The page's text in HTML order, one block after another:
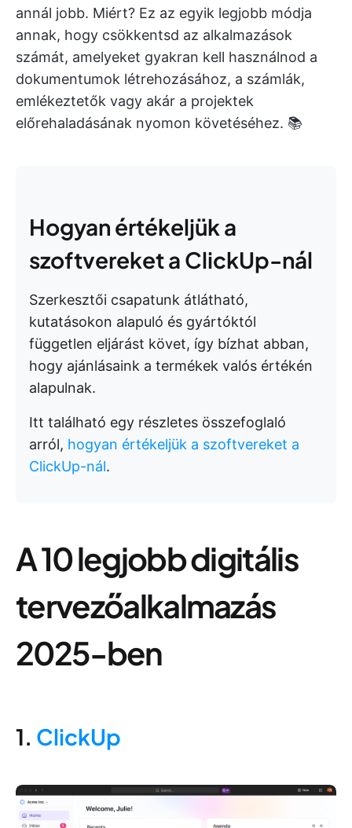
annál jobb. Miért? Ez az egyik legjobb módja
annak, hogy csökkentsd az alkalmazások
számát, amelyeket gyakran kell használnod a
dokumentumok létrehozásához, a számlák,
emlékeztetők vagy akár a projektek
előrehaladásának nyomon követéséhez. 📚
Hogyan értékeljük a
szoftvereket a ClickUp-nál
Szerkesztői csapatunk átlátható,
kutatásokon alapuló és gyártóktól
független eljárást követ, így bízhat abban,
hogy ajánlásaink a termékek valós értékén
alapulnak.
Itt található egy részletes összefoglaló
arról, hogyan értékeljük a szoftvereket a
ClickUp-nál.
A 10 legjobb digitális
tervezőalkalmazás
2025-ben
1. ClickUp